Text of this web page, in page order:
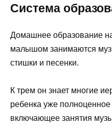
Система
Домашнее образование
малышом занимаются
стишки и песенки.
К трем он знает многие
ребенка уже
включающее занятия